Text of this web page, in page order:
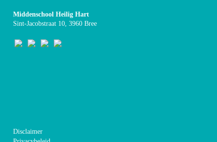
Middenschool Heilig Hart
Sint-Jacobstraat 10, 3960 Bree
Disclaimer